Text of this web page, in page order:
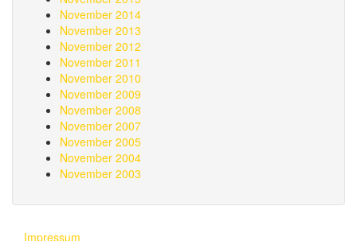
November 2014
November 2013
November 2012
November 2011
November 2010
November 2009
November 2008
November 2007
November 2005
November 2004
November 2003
Impressum